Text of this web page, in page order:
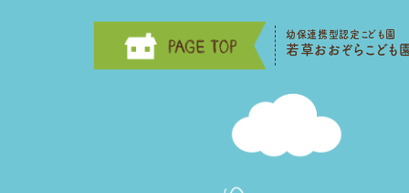
幼保連携型認定こども園
若草おおぞらこども